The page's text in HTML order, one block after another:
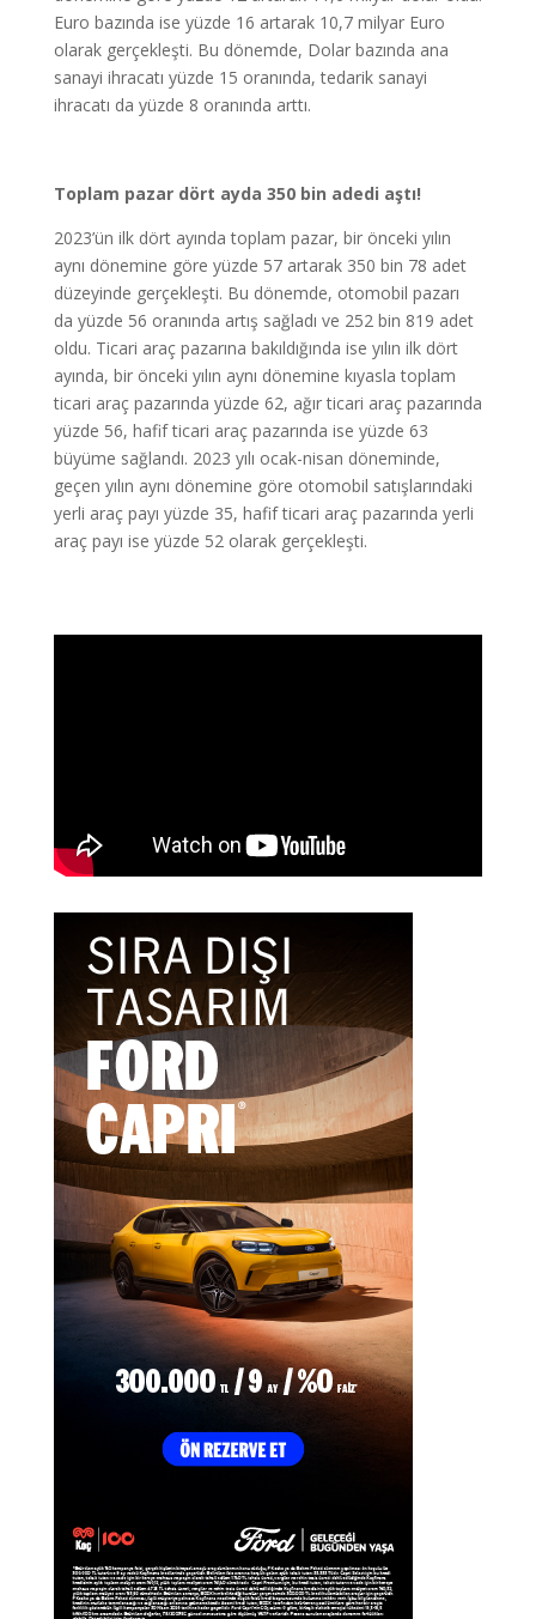
Euro bazında ise yüzde 16 artarak 10,7 milyar Euro
olarak gerçekleşti. Bu dönemde, Dolar bazında ana
sanayi ihracatı yüzde 15 oranında, tedarik sanayi
ihracatı da yüzde 8 oranında arttı.
Toplam pazar dört ayda 350 bin adedi aştı!
2023’ün ilk dört ayında toplam pazar, bir önceki yılın
aynı dönemine göre yüzde 57 artarak 350 bin 78 adet
düzeyinde gerçekleşti. Bu dönemde, otomobil pazarı
da yüzde 56 oranında artış sağladı ve 252 bin 819 adet
oldu. Ticari araç pazarına bakıldığında ise yılın ilk dört
ayında, bir önceki yılın aynı dönemine kıyasla toplam
ticari araç pazarında yüzde 62, ağır ticari araç pazarında
yüzde 56, hafif ticari araç pazarında ise yüzde 63
büyüme sağlandı. 2023 yılı ocak-nisan döneminde,
geçen yılın aynı dönemine göre otomobil satışlarındaki
yerli araç payı yüzde 35, hafif ticari araç pazarında yerli
araç payı ise yüzde 52 olarak gerçekleşti.